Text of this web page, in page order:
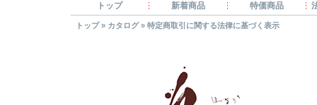
トップ 新着商品 特価商品
トップ» カタログ» 特定商取引に関する法律に基づく表示